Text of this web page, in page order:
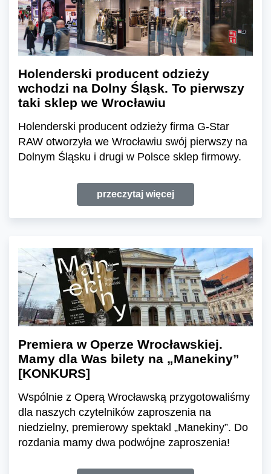
Holenderski producent odzieży
wchodzi na Dolny Śląsk. To pierwszy
taki sklep we Wrocławiu
Holenderski producent odzieży firma G-Star
RAW otworzyła we Wrocławiu swój pierwszy na
Dolnym Śląsku i drugi w Polsce sklep firmowy.
przeczytaj więcej
Premiera w Operze Wrocławskiej.
Mamy dla Was bilety na „Manekiny”
[KONKURS]
Wspólnie z Operą Wrocławską przygotowaliśmy
dla naszych czytelników zaproszenia na
niedzielny, premierowy spektakl „Manekiny”. Do
rozdania mamy dwa podwójne zaproszenia!